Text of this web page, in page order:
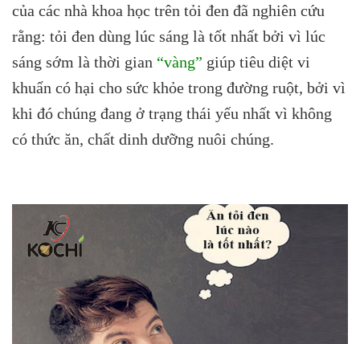
của các nhà khoa học trên tỏi đen đã nghiên cứu
rằng: tỏi đen dùng lúc sáng là tốt nhất bởi vì lúc
sáng sớm là thời gian “vàng” giúp tiêu diệt vi
khuẩn có hại cho sức khỏe trong đường ruột, bởi vì
khi đó chúng đang ở trạng thái yếu nhất vì không
có thức ăn, chất dinh dưỡng nuôi chúng.